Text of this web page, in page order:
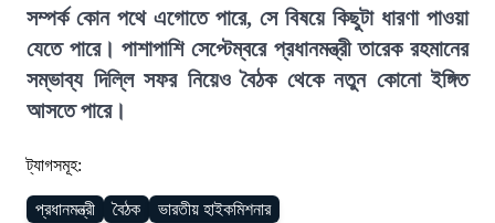
সম্পর্ক কোন পথে এগোতে পারে, সে বিষয়ে কিছুটা ধারণা পাওয়া
যেতে পারে। পাশাপাশি সেপ্টেম্বরে প্রধানমন্ত্রী তারেক রহমানের
সম্ভাব্য দিল্লি সফর নিয়েও বৈঠক থেকে নতুন কোনো ইঙ্গিত
আসতে পারে।
ট্যাগসমূহ:
প্রধানমন্ত্রী বৈঠক ভারতীয় হাইকমিশনার